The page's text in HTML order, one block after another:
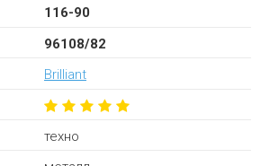
116-90
96108/82
Brilliant
техно